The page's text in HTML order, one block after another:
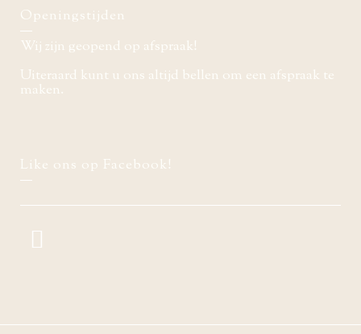
Openingstijden
Wij zijn geopend op afspraak!
Uiteraard kunt u ons altijd bellen om een afspraak te
maken.
Like ons op Facebook!